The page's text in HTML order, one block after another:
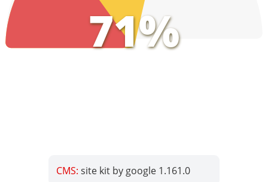
71%
CMS:site kit by google 1.161.0